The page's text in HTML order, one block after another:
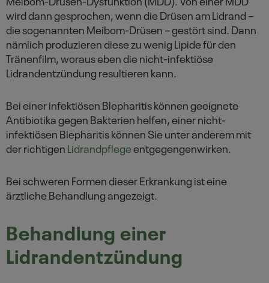
wird dann gesprochen, wenn die Drüsen am Lidrand –
die sogenannten Meibom-Drüsen – gestört sind. Dann
nämlich produzieren diese zu wenig Lipide für den
Tränenfilm, woraus eben die nicht-infektiöse
Lidrandentzündung resultieren kann.
Bei einer infektiösen Blepharitis können geeignete
Antibiotika gegen Bakterien helfen, einer nicht-
infektiösen Blepharitis können Sie unter anderem mit
der richtigenLidrandpflegeentgegengenwirken.
Bei schweren Formen dieser Erkrankung ist eine
ärztliche Behandlung angezeigt.
Behandlung einer
Lidrandentzündung